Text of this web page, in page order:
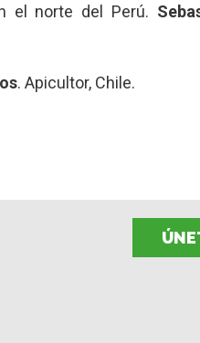
el norte del Perú.
. Apicultor, Chile.